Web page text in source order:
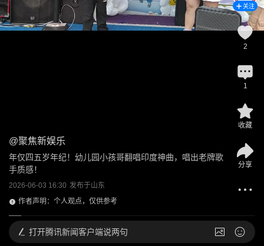
@聚焦新娱乐
年仅四五岁年纪！幼儿园小孩哥翻唱印度神曲，唱出老牌歌
手质感！
2026-06-03 16:30 发布于山东
作者声明：个人观点，仅供参考
关注
2
1
收藏
分享
打开腾讯新闻客户端说两句